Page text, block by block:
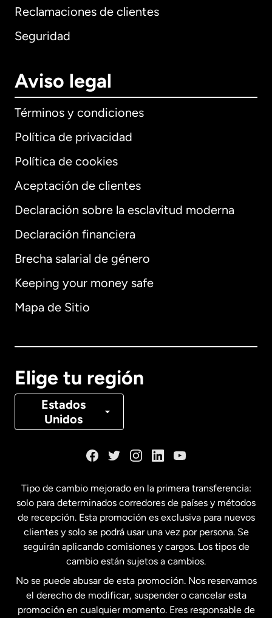
Reclamaciones de clientes
Seguridad
Aviso legal
Términos y condiciones
Política de privacidad
Política de cookies
Aceptación de clientes
Declaración sobre la esclavitud moderna
Declaración financiera
Brecha salarial de género
Keeping your money safe
Mapa de Sitio
Elige tu región
Estados
Unidos
Internacional English
Alemania
Canadá Français
Estados Unidos English
Estados Unidos Español
Francia
Tipo de cambio mejorado en la primera transferencia:
solo para determinados corredores de países y métodos
de recepción. Esta promoción es exclusiva para nuevos
clientes y solo se podrá usar una vez por persona. Se
seguirán aplicando comisiones y cargos. Los tipos de
cambio están sujetos a cambios.
No se puede abusar de esta promoción. Nos reservamos
el derecho de modificar, suspender o cancelar esta
promoción en cualquier momento. Eres responsable de